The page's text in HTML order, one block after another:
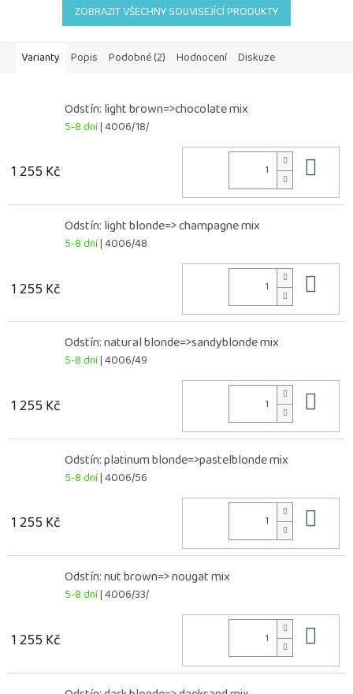
ZOBRAZIT VŠECHNY SOUVISEJÍCÍ PRODUKTY
Varianty Popis Podobné (2) Hodnocení Diskuze
Odstín: light brown=>chocolate mix
5-8 dní| 4006/18/
1 255 Kč
Odstín: light blonde=> champagne mix
5-8 dní| 4006/48
1 255 Kč
Odstín: natural blonde=>sandyblonde mix
5-8 dní| 4006/49
1 255 Kč
Odstín: platinum blonde=>pastelblonde mix
5-8 dní| 4006/56
1 255 Kč
Odstín: nut brown=> nougat mix
5-8 dní| 4006/33/
1 255 Kč